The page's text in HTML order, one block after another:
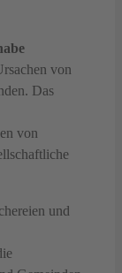
von
Das
von
und